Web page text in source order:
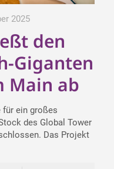
2025
den
Giganten
Main ab
für ein großes
des Global Tower
Das Projekt